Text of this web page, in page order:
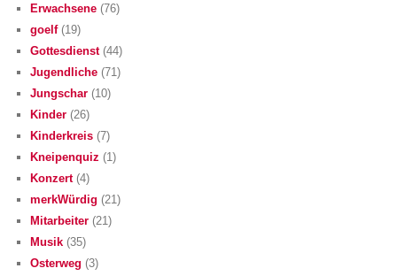
Erwachsene (76)
goelf(19)
Gottesdienst(44)
Jugendliche (71)
Jungschar (10)
Kinder (26)
Kinderkreis (7)
Kneipenquiz (1)
Konzert(4)
merkWürdig (21)
Mitarbeiter (21)
Musik (35)
Osterweg (3)